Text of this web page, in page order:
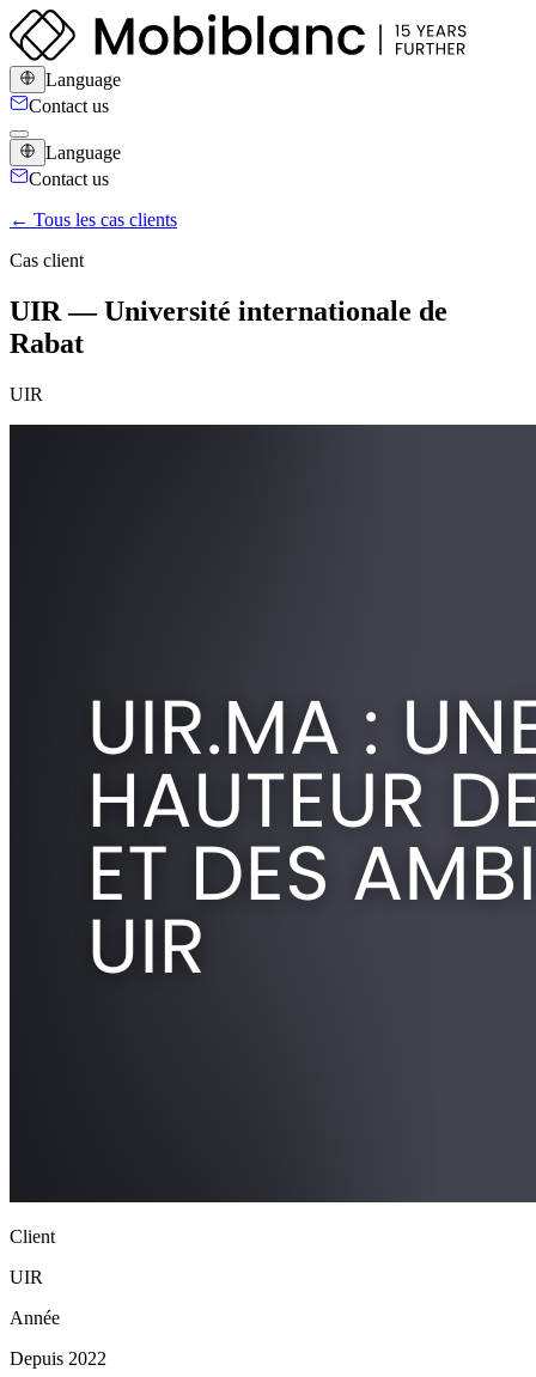
Language
Contact us
Language
Contact us
← Tous les cas clients
Cas client
UIR — Université internationale de
Rabat
UIR
Client
UIR
Année
Depuis 2022